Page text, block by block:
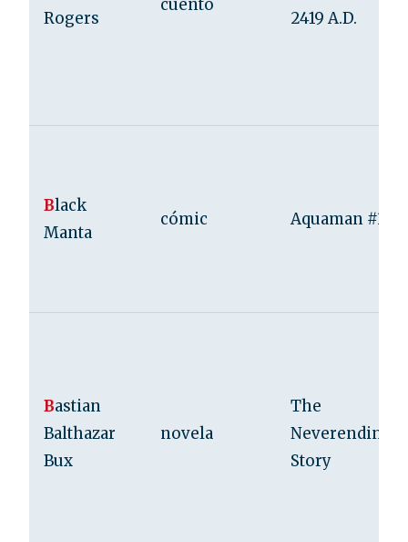
Rogers
cuento
2419 A.D.
Black
Manta
cómic Aquaman #35
Bastian
Balthazar
Bux
novela
The
Neverending
Story